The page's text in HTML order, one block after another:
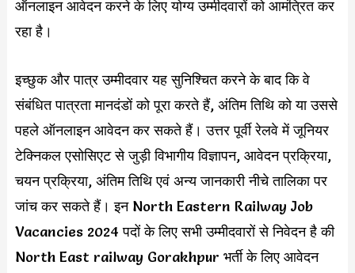
ऑनलाइन आवेदन करने के लिए योग्य उम्मीदवारों को आमंत्रित कर
रहा है।
इच्छुक और पात्र उम्मीदवार यह सुनिश्चित करने के बाद कि वे
संबंधित पात्रता मानदंडों को पूरा करते हैं, अंतिम तिथि को या उससे
पहले ऑनलाइन आवेदन कर सकते हैं। उत्तर पूर्वी रेलवे में जूनियर
टेक्निकल एसोसिएट से जुड़ी विभागीय विज्ञापन, आवेदन प्रक्रिया,
चयन प्रक्रिया, अंतिम तिथि एवं अन्य जानकारी नीचे तालिका पर
जांच कर सकते हैं। इन North Eastern Railway Job
Vacancies 2024 पदों के लिए सभी उम्मीदवारों से निवेदन है की
North East railway Gorakhpur भर्ती के लिए आवेदन